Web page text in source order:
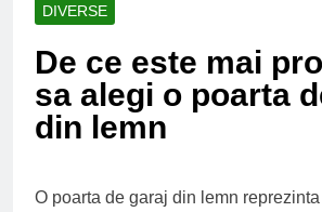
cu
6 Ani Ago
DIVERSE
De ce este mai
sa alegi o poarta
din lemn
O poarta de garaj din lemn